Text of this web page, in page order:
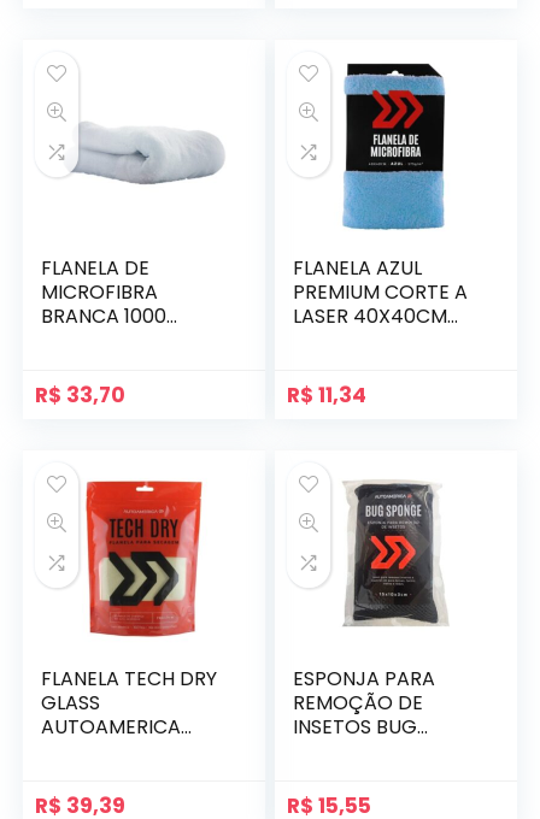
FLANELA DE
MICROFIBRA
BRANCA 1000
R$ 33,70
FLANELA AZUL
PREMIUM CORTE A
LASER 40X40CM
R$ 11,34
FLANELA TECH DRY
GLASS
AUTOAMERICA
R$ 39,39
ESPONJA PARA
REMOÇÃO DE
INSETOS BUG
R$ 15,55